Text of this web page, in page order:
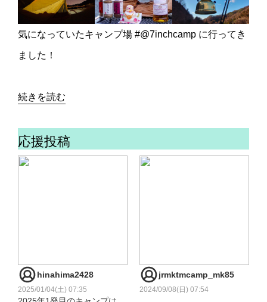
気になっていたキャンプ場 #@7inchcamp に行ってき
ました！
続きを読む
応援投稿
hinahima2428
2025/01/04(土) 07:35
jrmktmcamp_mk85
2024/09/08(日) 07:54